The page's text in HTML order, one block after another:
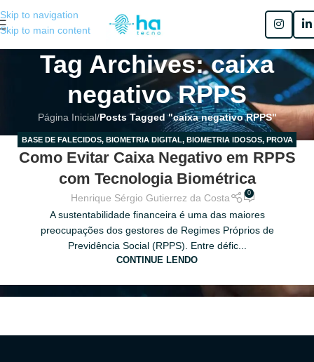
Skip to navigation
Skip to main content
Tag Archives: caixa
negativo RPPS
Página Inicial/Posts Tagged "caixa negativo RPPS"
03
MAR
BASE DE FALECIDOS, BIOMETRIA DIGITAL, BIOMETRIA IDOSOS, PROVA
DE VIDA,PROVA DE VIDA PARA APOSENTADOS,RECADASTRAMENTO
Como Evitar Caixa Negativo em RPPS
com Tecnologia Biométrica
Henrique Sérgio Gutierrez da Costa 0
A sustentabilidade financeira é uma das maiores
preocupações dos gestores de Regimes Próprios de
Previdência Social (RPPS). Entre défic...
CONTINUE LENDO